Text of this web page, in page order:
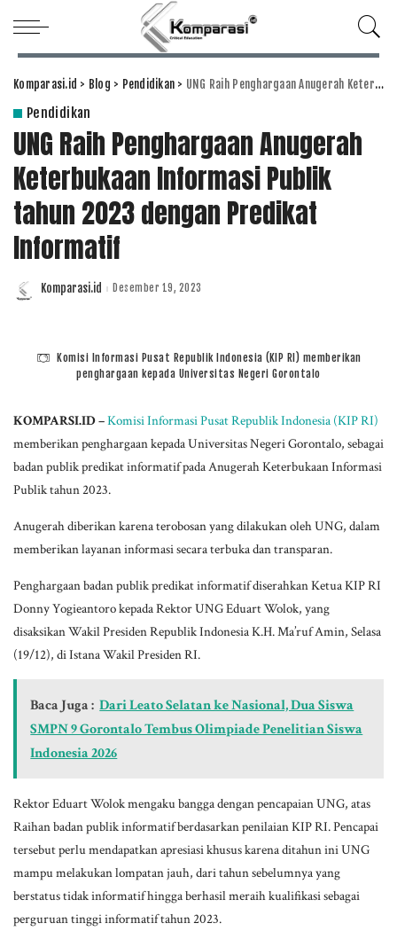
Komparasi.id > Blog > Pendidikan > UNG Raih Penghargaan Anugerah Keterbukaan Informasi Publik tahun 2023 dengan Predikat Informatif
Pendidikan
UNG Raih Penghargaan Anugerah
Keterbukaan Informasi Publik
tahun 2023 dengan Predikat
Informatif
Posted
Komparasi.id Desember 19, 2023
Komisi Informasi Pusat Republik Indonesia (KIP RI) memberikan
penghargaan kepada Universitas Negeri Gorontalo
KOMPARSI.ID –Komisi Informasi Pusat Republik Indonesia (KIP RI)
memberikan penghargaan kepada Universitas Negeri Gorontalo, sebagai
badan publik predikat informatif pada Anugerah Keterbukaan Informasi
Publik tahun 2023.
Anugerah diberikan karena terobosan yang dilakukan oleh UNG, dalam
memberikan layanan informasi secara terbuka dan transparan.
Penghargaan badan publik predikat informatif diserahkan Ketua KIP RI
Donny Yogieantoro kepada Rektor UNG Eduart Wolok, yang
disaksikan Wakil Presiden Republik Indonesia K.H. Ma’ruf Amin, Selasa
(19/12), di Istana Wakil Presiden RI.
Baca Juga : Dari Leato Selatan ke Nasional, Dua Siswa
SMPN 9 Gorontalo Tembus Olimpiade Penelitian Siswa
Indonesia 2026
Rektor Eduart Wolok mengaku bangga dengan pencapaian UNG, atas
Raihan badan publik informatif berdasarkan penilaian KIP RI. Pencapai
tersebut perlu mendapatkan apresiasi khusus karena ditahun ini UNG
mampu melakukan lompatan jauh, dari tahun sebelumnya yang
berstatus tidak informatif hingga berhasil meraih kualifikasi sebagai
perguruan tinggi informatif tahun 2023.